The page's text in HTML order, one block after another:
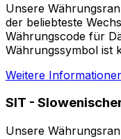
Unsere
der beliebteste
Währungscode für
Währungssymbol ist
Weitere
SIT -
Unsere